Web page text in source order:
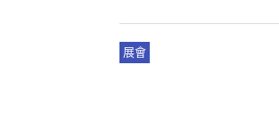
展會